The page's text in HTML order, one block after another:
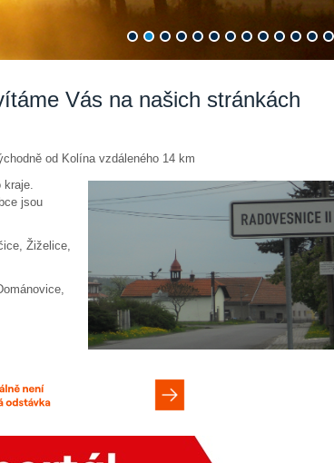
Vás na našich stránkách
od Kolína vzdáleného 14 km
kraje.
jsou
Žiželice,